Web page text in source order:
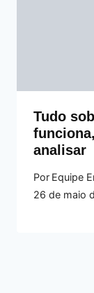
Tudo
analisar
Por Equipe
26 de maio